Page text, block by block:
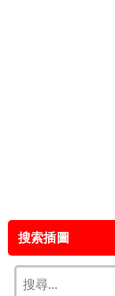
搜索插圖